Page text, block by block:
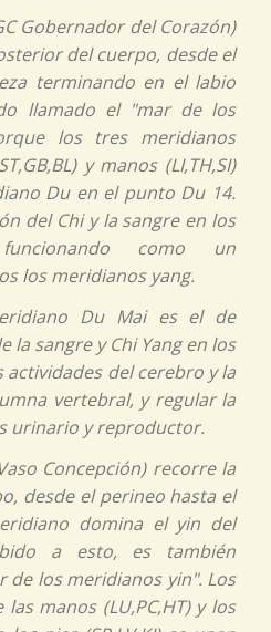
Gobernador del Corazón)
del cuerpo, desde el
terminando en el labio
llamado el "mar de los
los tres meridianos
y manos (LI,TH,SI)
Duen el punto Du14.
del Chiy la sangre en los
como un
los meridianos yang.
Du Maies el de
la sangre yChi Yangen los
del cerebro y la
vertebral, y regular la
urinario y reproductor.
Concepción)recorre la
desde el perineo hasta el
domina el yin del
a esto, es también
de los meridianos yin". Los
las manos (LU,PC,HT) y los